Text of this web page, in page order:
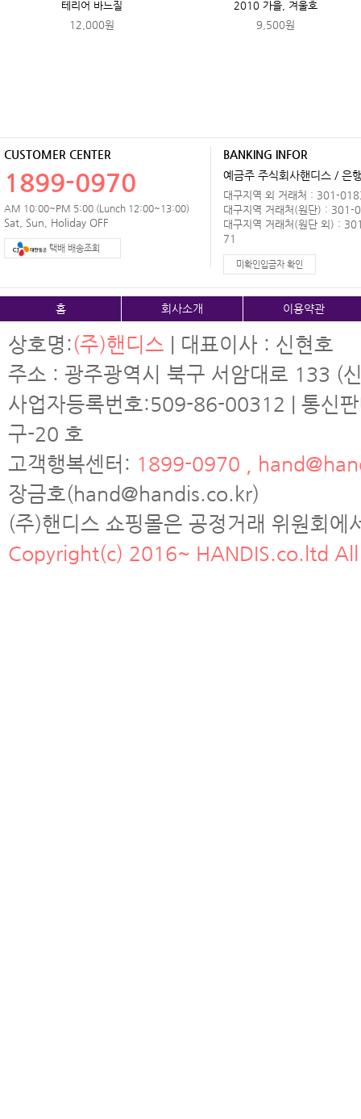
테리어 바느질
12,000원
2010 가을, 겨울호
9,500원
CUSTOMER CENTER
1899-0970
AM 10:00~PM 5:00 (Lunch 12:00~13:00)
Sat, Sun, Holiday OFF
택배 배송조회
BANKING INFOR
예금주 주식회사핸디스 / 은
대구지역 외 거래처 : 301-
대구지역 거래처(원단) :
대구지역 거래처(원단 외) :
71
미확인입금자 확인
홈 회사소개 이용약관
상호명:(주)핸디스 | 대표이사 : 신현호
주소 : 광주광역시 북구 서암대로 133 (
사업자등록번호:509-86-00312 | 통신
구-20 호
고객행복센터: 1899-0970 ,
장금호(hand@handis.co.kr)
(주)핸디스 쇼핑몰은 공정거래 위원회
Copyright(c) 2016~ HANDIS.co.ltd